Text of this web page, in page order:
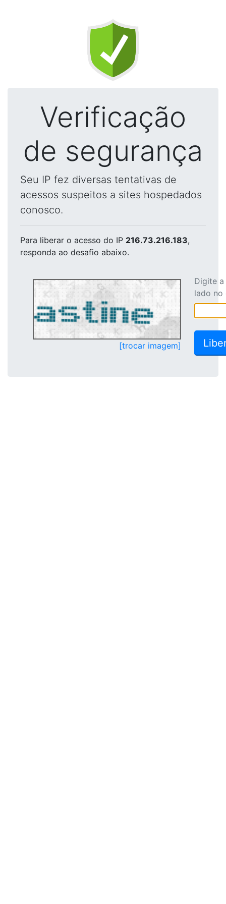
Verificação
de segurança
Seu IP fez diversas tentativas de
acessos suspeitos a sites hospedados
conosco.
Para liberar o acesso do IP 216.73.216.183,
responda ao desafio abaixo.
[trocar imagem]
Digite
lado no